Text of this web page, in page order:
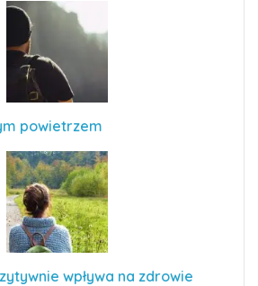
powietrzem
wpływa na zdrowie